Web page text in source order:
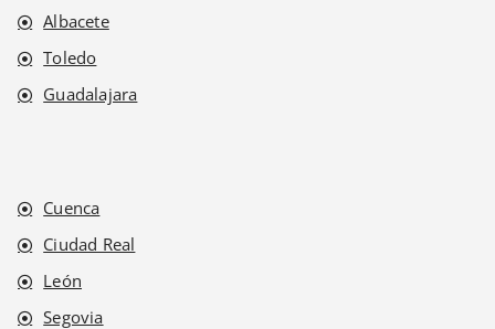
Albacete
Toledo
Guadalajara
Cuenca
Ciudad Real
León
Segovia